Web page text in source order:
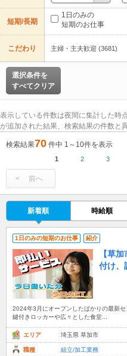
短期/長期
1日のみの
短期のお仕事
こだわり 主婦・主夫歓迎 (3681)
選択条件を
すべてクリア
表示している件数は夜間に集計した時
が追加された結果、検索結果の件数と
検索結果70 件中 1～10件を表示
1 2 3
前へ
新着順 時給順
1日のみの短期のお仕事 紹介
【草
付け
2024年3月にオープンしたばかりの最新セ
鍵付きロッカーや広々とした食堂...
エリア 埼玉県 草加市
職種 組立/加工業務